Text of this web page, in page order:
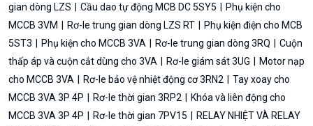
gian dòng LZS
Cầu dao tự động MCB DC 5SY5
Phụ kiện cho
MCCB 3VM
Rơ-le trung gian dòng LZS RT
Phụ kiện điện cho MCB
5ST3
Phụ kiện cho MCCB 3VA Rơ-le trung gian dòng 3RQ
Cuộn
thấp áp và cuộn cắt dùng cho 3VA
Rơ-le giám sát 3UG
Motor nạp
cho MCCB 3VA
Rơ-le bảo vệ nhiệt động cơ 3RN2
Tay xoay cho
MCCB 3VA 3P 4P
Rơ-le thời gian 3RP2
Khóa và liên động cho
MCCB 3VA 3P 4P
Rơ-le thời gian 7PV15
RELAY NHIỆT VÀ RELAY